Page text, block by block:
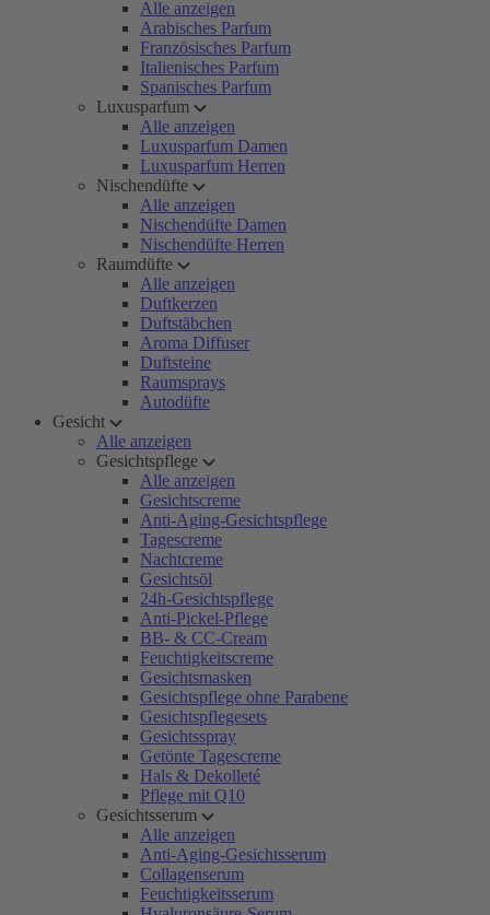
Alle anzeigen
Arabisches Parfum
Französisches Parfum
Italienisches Parfum
Spanisches Parfum
Luxusparfum
Alle anzeigen
Luxusparfum Damen
Luxusparfum Herren
Nischendüfte
Alle anzeigen
Nischendüfte Damen
Nischendüfte Herren
Raumdüfte
Alle anzeigen
Duftkerzen
Duftstäbchen
Aroma Diffuser
Duftsteine
Raumsprays
Autodüfte
Gesicht
Alle anzeigen
Gesichtspflege
Alle anzeigen
Gesichtscreme
Anti-Aging-Gesichtspflege
Tagescreme
Nachtcreme
Gesichtsöl
24h-Gesichtspflege
Anti-Pickel-Pflege
BB- & CC-Cream
Feuchtigkeitscreme
Gesichtsmasken
Gesichtspflege ohne Parabene
Gesichtspflegesets
Gesichtsspray
Getönte Tagescreme
Hals & Dekolleté
Pflege mit Q10
Gesichtsserum
Alle anzeigen
Anti-Aging-Gesichtsserum
Collagenserum
Feuchtigkeitsserum